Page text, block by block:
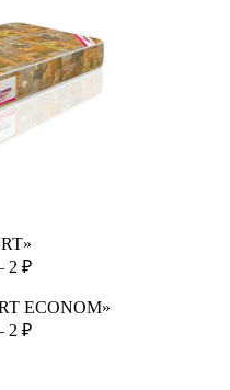
2 ₽
ECONOM»
2 ₽